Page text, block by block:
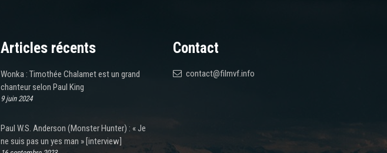
Articles récents
Wonka : Timothée Chalamet est un grand
chanteur selon Paul King
9 juin 2024
Paul W.S. Anderson (Monster Hunter) : « Je
ne suis pas un yes man » [interview]
Contact
contact@filmvf.info